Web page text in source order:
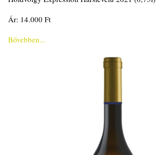
Ár: 14.000 Ft
Bővebben...